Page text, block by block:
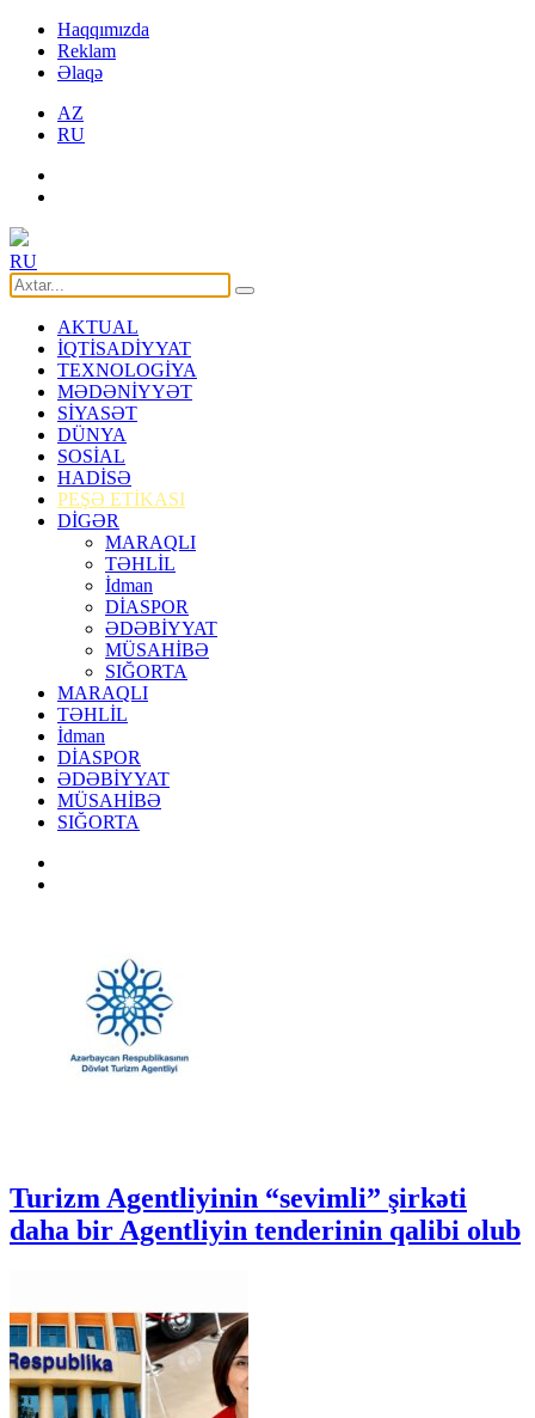
Haqqımızda
Reklam
Əlaqə
AZ
RU
RU
AKTUAL
İQTİSADİYYAT
TEXNOLOGİYA
MƏDƏNİYYƏT
SİYASƏT
DÜNYA
SOSİAL
HADİSƏ
PEŞƏ ETİKASI
DİGƏR
MARAQLI
TƏHLİL
İdman
DİASPOR
ƏDƏBİYYAT
MÜSAHİBƏ
SIĞORTA
MARAQLI
TƏHLİL
İdman
DİASPOR
ƏDƏBİYYAT
MÜSAHİBƏ
SIĞORTA
Turizm Agentliyinin “sevimli” şirkəti
daha bir Agentliyin tenderinin qalibi olub